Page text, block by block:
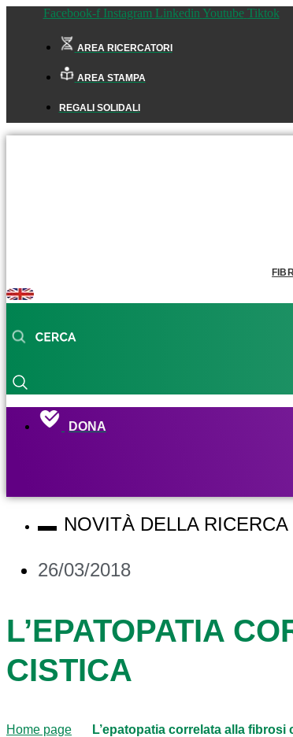
Facebook-f Instagram Linkedin Youtube Tiktok
AREA RICERCATORI
AREA STAMPA
REGALI SOLIDALI
DONA
NOVITÀ DELLA RICERCA
26/03/2018
L’EPATOPATIA
CISTICA
Home page L’epatopatia correlata alla fibrosi